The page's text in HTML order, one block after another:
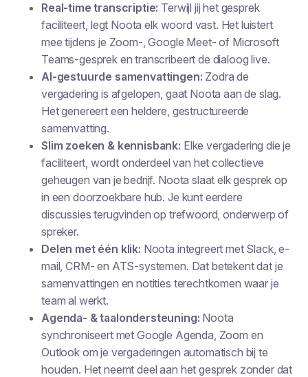
Real-time transcriptie: Terwijl jij het gesprek
faciliteert, legt Noota elk woord vast. Het luistert
mee tijdens je Zoom-, Google Meet- of Microsoft
Teams-gesprek en transcribeert de dialoog live.
AI-gestuurde samenvattingen: Zodra de
vergadering is afgelopen, gaat Noota aan de slag.
Het genereert een heldere, gestructureerde
samenvatting.
Slim zoeken & kennisbank: Elke vergadering die je
faciliteert, wordt onderdeel van het collectieve
geheugen van je bedrijf. Noota slaat elk gesprek op
in een doorzoekbare hub. Je kunt eerdere
discussies terugvinden op trefwoord, onderwerp of
spreker.
Delen met één klik: Noota integreert met Slack, e-
mail, CRM- en ATS-systemen. Dat betekent dat je
samenvattingen en notities terechtkomen waar je
team al werkt.
Agenda- & taalondersteuning: Noota
synchroniseert met Google Agenda, Zoom en
Outlook om je vergaderingen automatisch bij te
houden. Het neemt deel aan het gesprek zonder dat